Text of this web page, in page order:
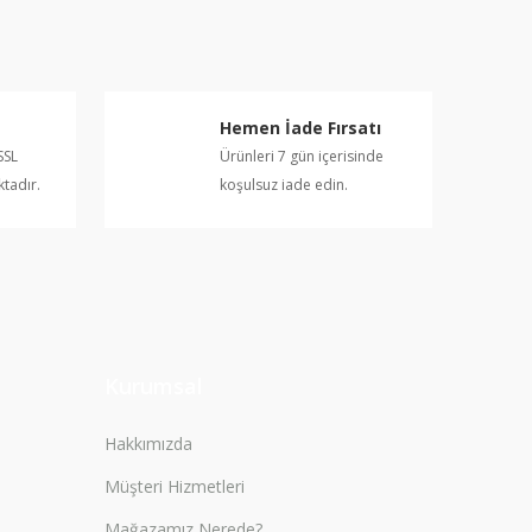
Hemen İade Fırsatı
Ürünleri 7 gün içerisinde
koşulsuz iade edin.
Hakkımızda
Müşteri Hizmetleri